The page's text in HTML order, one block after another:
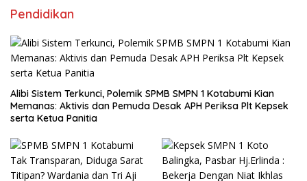
Pendidikan
Alibi Sistem Terkunci, Polemik SPMB SMPN 1 Kotabumi Kian
Memanas: Aktivis dan Pemuda Desak APH Periksa Plt Kepsek
serta Ketua Panitia